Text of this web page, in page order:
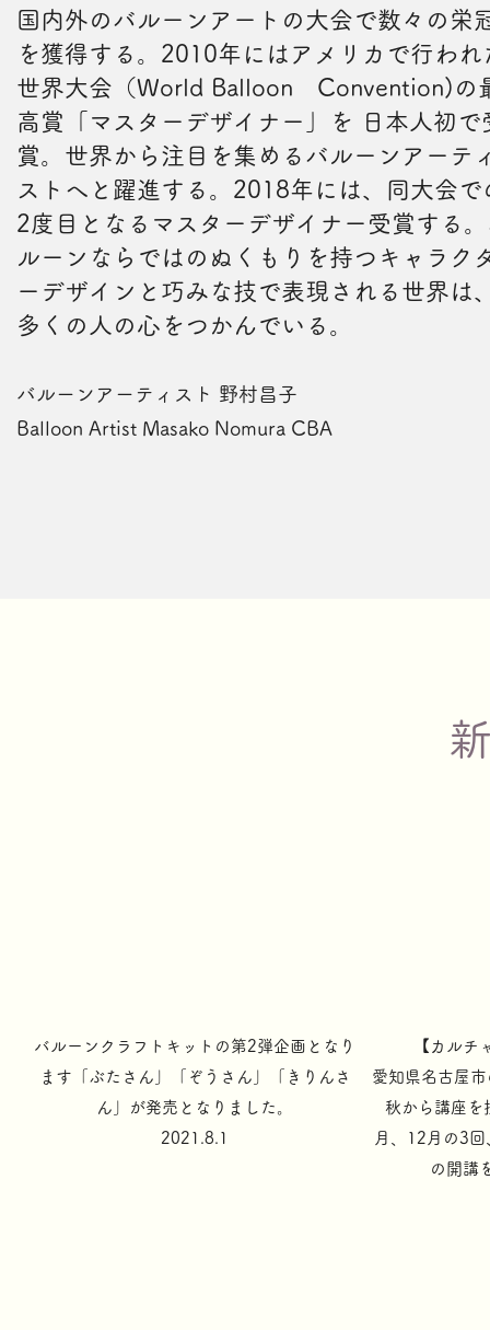
国内外のバルーンアートの大会で数々の栄
を獲得する。2010年にはアメリカで行われ
世界大会（World Balloon Convention)の
高賞「マスターデザイナー」を 日本人初で
賞。世界から注目を集めるバルーンアーテ
ストへと躍進する。2018年には、同大会で
2度目となるマスターデザイナー受賞する
ルーンならではのぬくもりを持つキャラク
ーデザインと巧みな技で表現される世界は
多くの人の心をつかんでいる。
バルーンアーティスト 野村昌子
Balloon Artist Masako Nomura CBA
​バルーンクラフトキットの第2弾企画となり
ます「ぶたさん」「ぞうさん」「きりんさ
ん」が発売となりました。
2021.8.1
【カルチ
愛知県名古屋
秋から講座を
月、12月の3
の開講